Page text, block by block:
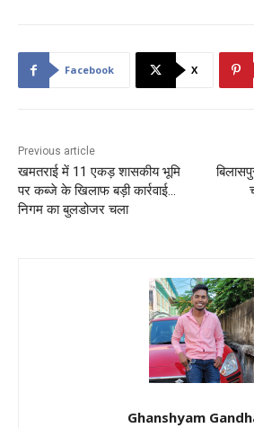
Facebook X
Previous article
खमतराई में 11 एकड़ शासकीय भूमि
पर कब्जे के खिलाफ बड़ी कार्रवाई…
निगम का बुलडोजर चला
Ghanshyam